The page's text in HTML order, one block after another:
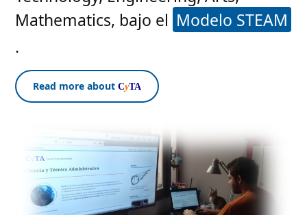
Mathematics, bajo el Modelo STEAM
.
Read more aboutCyTA